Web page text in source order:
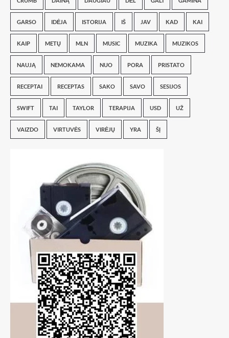
GARSO IDĖJA ISTORIJA IŠ JAV KAD KAI
KAIP METŲ MLN MUSIC MUZIKA MUZIKOS
NAUJĄ NEMOKAMA NUO PORA PRISTATO
RECEPTAI RECEPTAS SAKO SAVO SESIJOS
SWIFT TAI TAYLOR TERAPIJA USD UŽ
VAIZDO VIRTUVĖS VIRĖJŲ YRA ŠĮ